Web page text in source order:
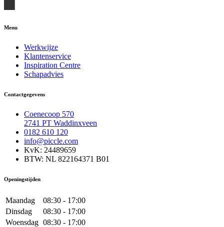
Menu
Werkwijze
Klantenservice
Inspiration Centre
Schapadvies
Contactgegevens
Coenecoop 570
2741 PT Waddinxveen
0182 610 120
info@piccle.com
KvK: 24489659
BTW: NL 822164371 B01
Openingstijden
Maandag
08:30 - 17:00
Dinsdag
08:30 - 17:00
Woensdag 08:30 - 17:00